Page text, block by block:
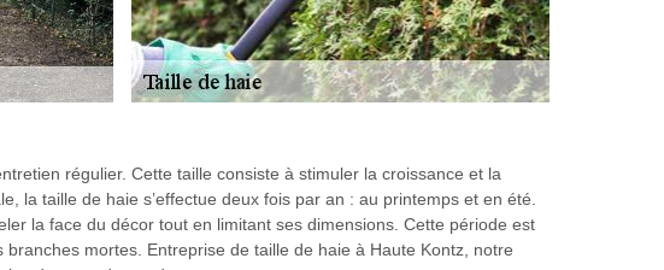
régulier. Cette taille consiste à stimuler la croissance et la
la taille de haie s’effectue deux fois par an : au printemps et en été.
la face du décor tout en limitant ses dimensions. Cette période est
mortes. Entreprise de taille de haie à Haute Kontz, notre